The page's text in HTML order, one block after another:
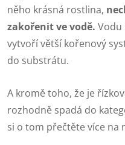
něho krásná rostlina,
zakořenit ve vodě. Vodu
vytvoří větší kořenový
do substrátu.
A kromě toho, že je
rozhodně spadá do
si o tom přečtěte více na